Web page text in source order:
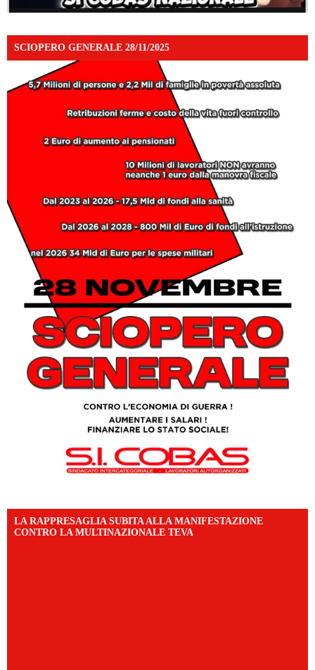
SCIOPERO GENERALE 28/11/2025
LA RAPPRESAGLIA SUBITA ALLA MANIFESTAZIONE
CONTRO LA MULTINAZIONALE TEVA